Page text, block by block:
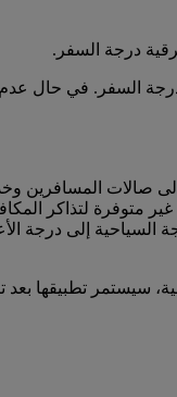
درجة السفر.
السفر. في حال عدم
صالات المسافرين
الخاصة بنا غير متوفرة
السياحية إلى درجة
سيستمر تطبيقها بعد